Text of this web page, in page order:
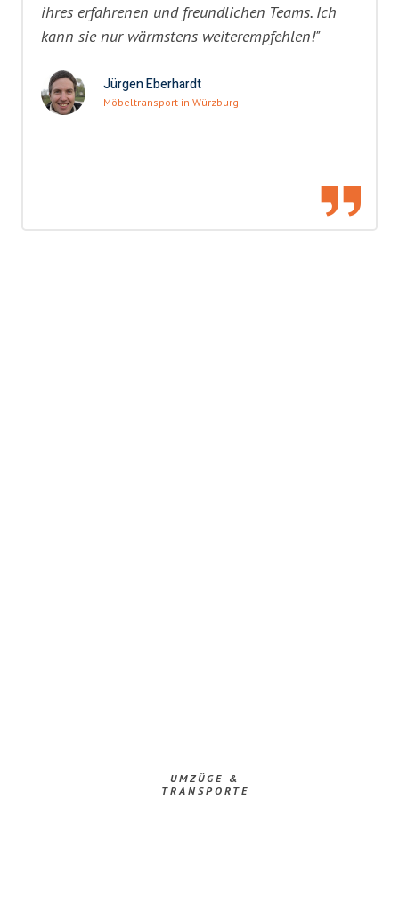
ihres erfahrenen und freundlichen Teams. Ich
kann sie nur wärmstens weiterempfehlen!"
Jürgen Eberhardt
Möbeltransport in Würzburg
UMZÜGE &
TRANSPORTE